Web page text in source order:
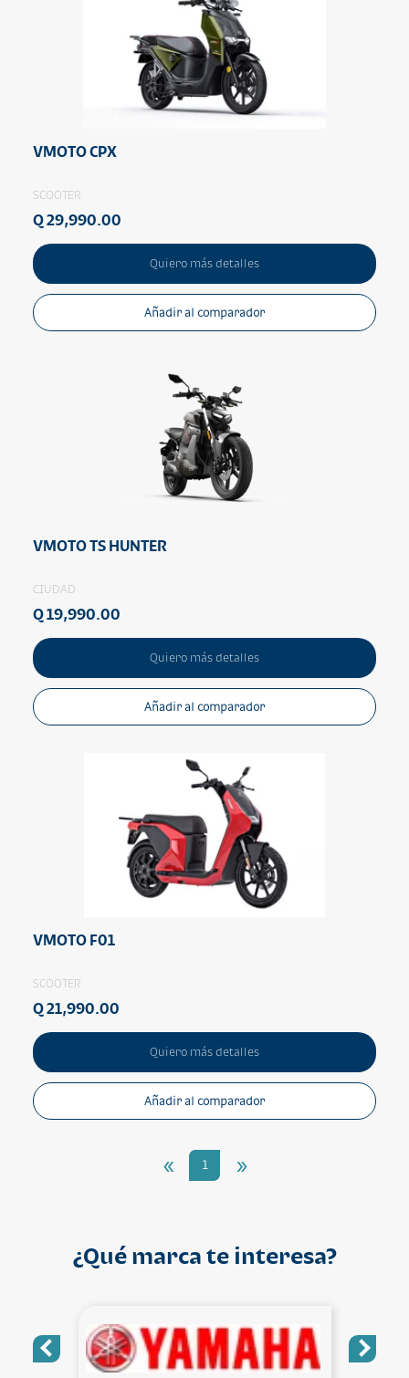
VMOTO CPX
SCOOTER
Q 29,990.00
Quiero más detalles
Añadir al comparador
VMOTO TS HUNTER
CIUDAD
Q 19,990.00
Quiero más detalles
Añadir al comparador
VMOTO F01
SCOOTER
Q 21,990.00
Quiero más detalles
Añadir al comparador
« 1 »
¿Qué marca te interesa?